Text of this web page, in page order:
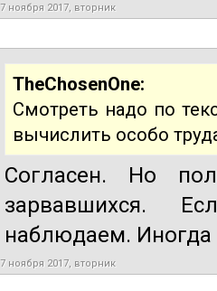
7 ноября 2017, вторник
TheChosenOne:
Смотреть надо по
вычислить особо
Согласен. Но
зарвавшихся.
наблюдаем.
7 ноября 2017, вторник